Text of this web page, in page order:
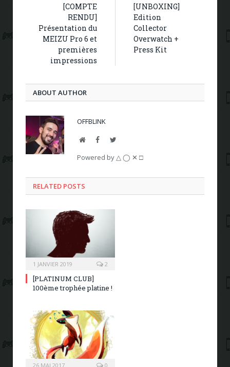
[COMPTE
RENDU]
Présentation du
MEIZU Pro 6 et
premières
impressions
[UNBOXING]
Edition
Collector
Overwatch +
Press Kit
ABOUT AUTHOR
OFFBLINK
WebsiteFacebookTwitter
Powered by △ ◯ ✕ □
RELATED POSTS
1 JANVIER 2019 2
[PLATINUM CLUB]
100ème trophée platine !
26 MAI 2017 0